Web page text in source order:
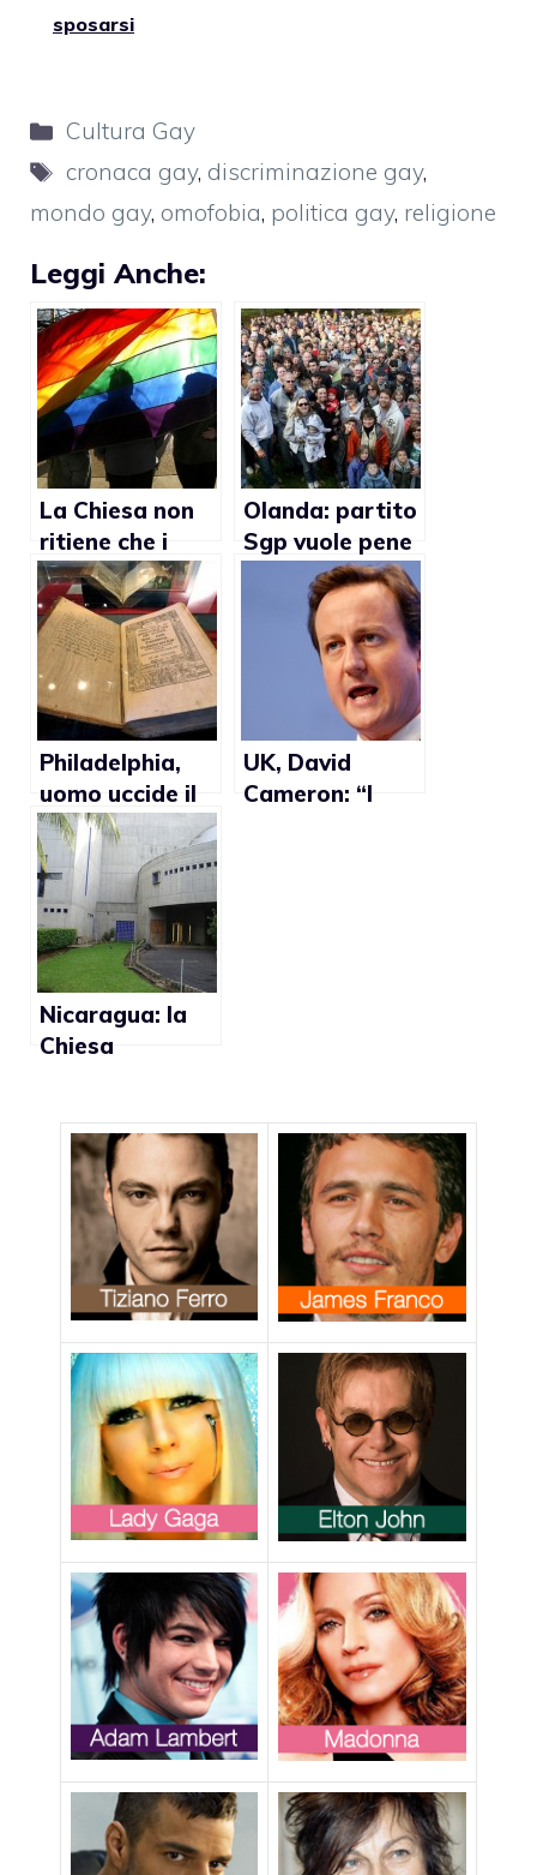
sposarsi
Categorie
Cultura Gay
Tag
cronaca gay, discriminazione gay,
mondo gay, omofobia, politica gay, religione
Leggi Anche:
La Chiesa non
ritiene che i
diritti gay
debbano essere
tutelati a livello
internazionale
Olanda: partito
Sgp vuole pene
per i gay
Philadelphia,
uomo uccide il
compagno: “Era
gay e la Bibbia
mi ha detto di
lapidarlo”
UK, David
Cameron: “I
Nicaragua: la
Chiesa
matrimonio gay